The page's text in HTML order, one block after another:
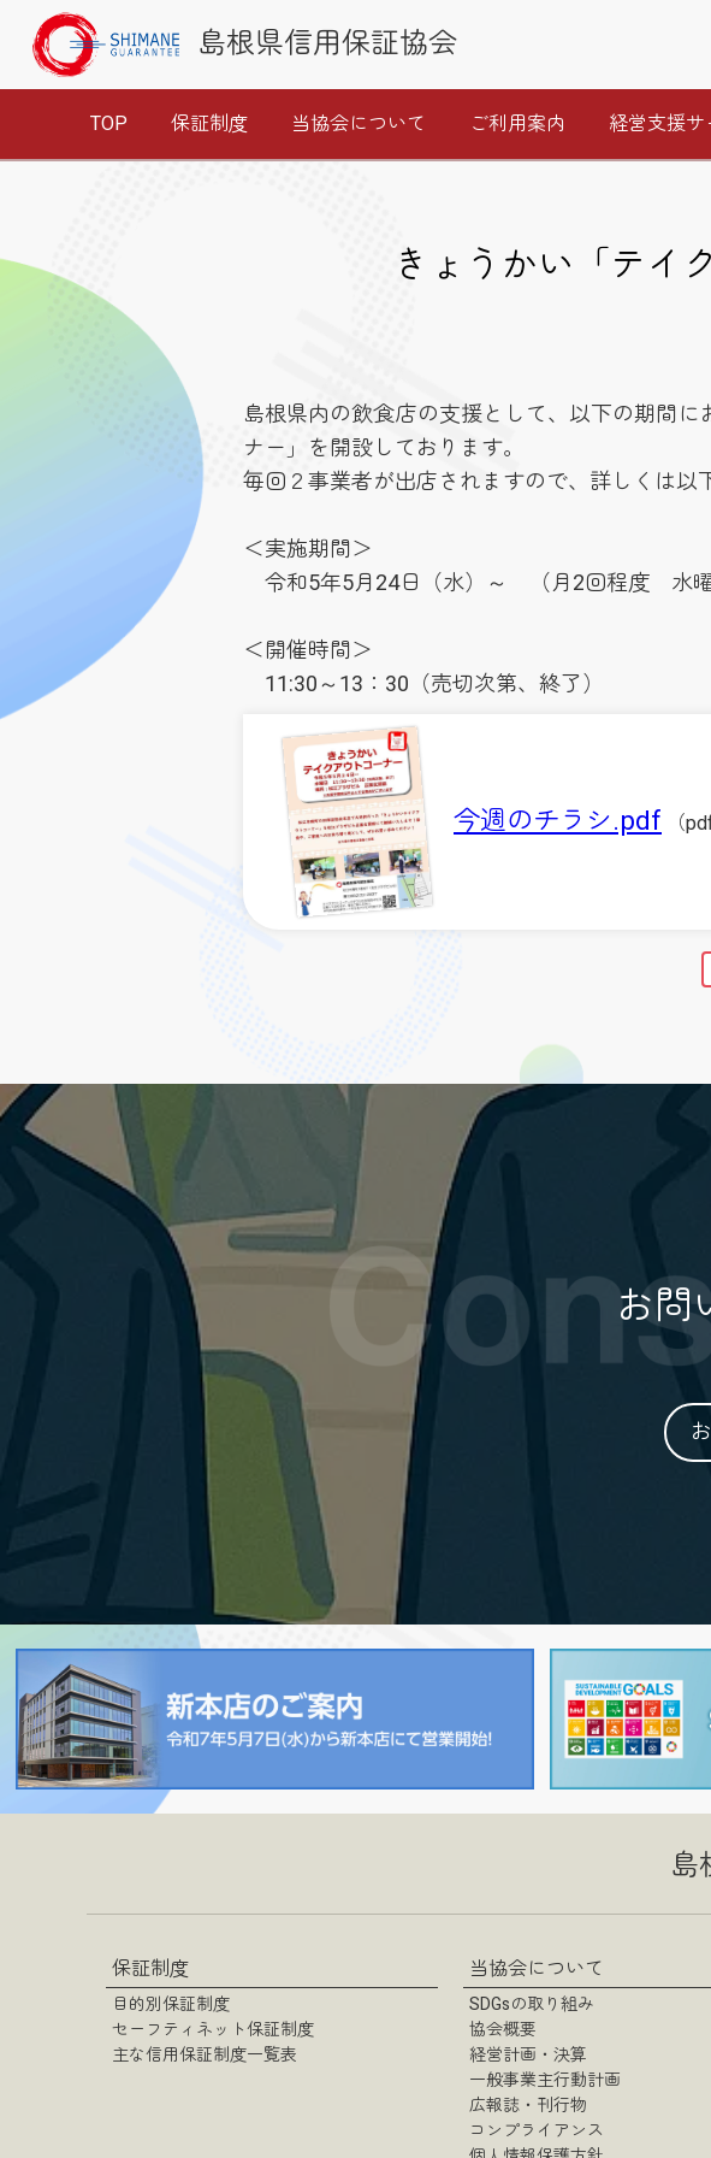
島根県信用保証協会
TOP 保証制度 当協会について ご利用案内 経営支援サ
きょうかい「テイ
島根県内の飲食店の支援として、以下の期間
ナー」を開設しております。
毎回２事業者が出店されますので、詳しくは以
＜実施期間＞
令和5年5月24日（水）～ （月2回程度 水曜
＜開催時間＞
11:30～13：30（売切次第、終了）
今週のチラシ.pdf （
過去のチラシ（67）
過去のチラシ（66）
過去のチラシ（64）
過去のチラシ（63）
お問
島
保証制度
目的別保証制度
セーフティネット保証制度
主な信用保証制度一覧表
当協会について
SDGsの取り組み
協会概要
経営計画・決算
一般事業主行動計画
広報誌・刊行物
コンプライアンス